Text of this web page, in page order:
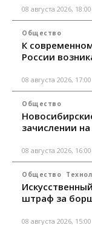
08 августа 2026, 18:00
Общество
К
России
08 августа 2026, 17:00
Общество
зачислении
08 августа 2026, 16:00
Общество
штраф за
08 августа 2026, 15:00